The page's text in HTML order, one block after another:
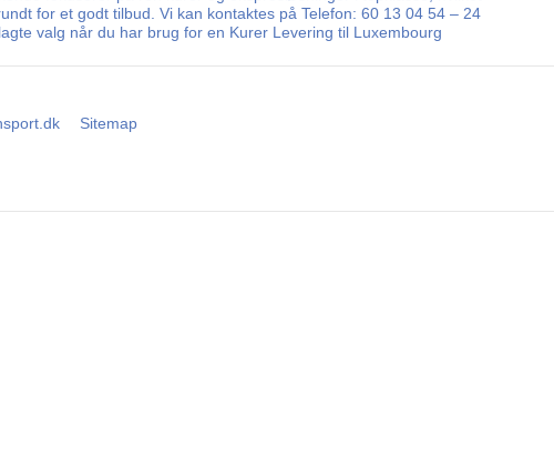
for et godt tilbud. Vi kan kontaktes på Telefon: 60 13 04 54 – 24
valg når du har brug for en Kurer Levering til Luxembourg
Sitemap